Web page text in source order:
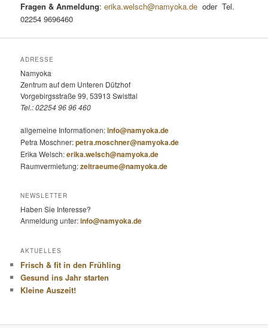
Fragen & Anmeldung:erika.welsch@namyoka.de oder Tel.
02254 9696460
ADRESSE
Namyoka
Zentrum auf dem Unteren Dützhof
Vorgebirgsstraße 99, 53913 Swisttal
Tel.: 02254 96 96 460
allgemeine Informationen:info@namyoka.de
Petra Moschner:petra.moschner@namyoka.de
Erika Welsch:erika.welsch@namyoka.de
Raumvermietung:zeitraeume@namyoka.de
NEWSLETTER
Haben Sie Interesse?
Anmeldung unter:info@namyoka.de
AKTUELLES
Frisch & fit in den Frühling
Gesund ins Jahr starten
Kleine Auszeit!